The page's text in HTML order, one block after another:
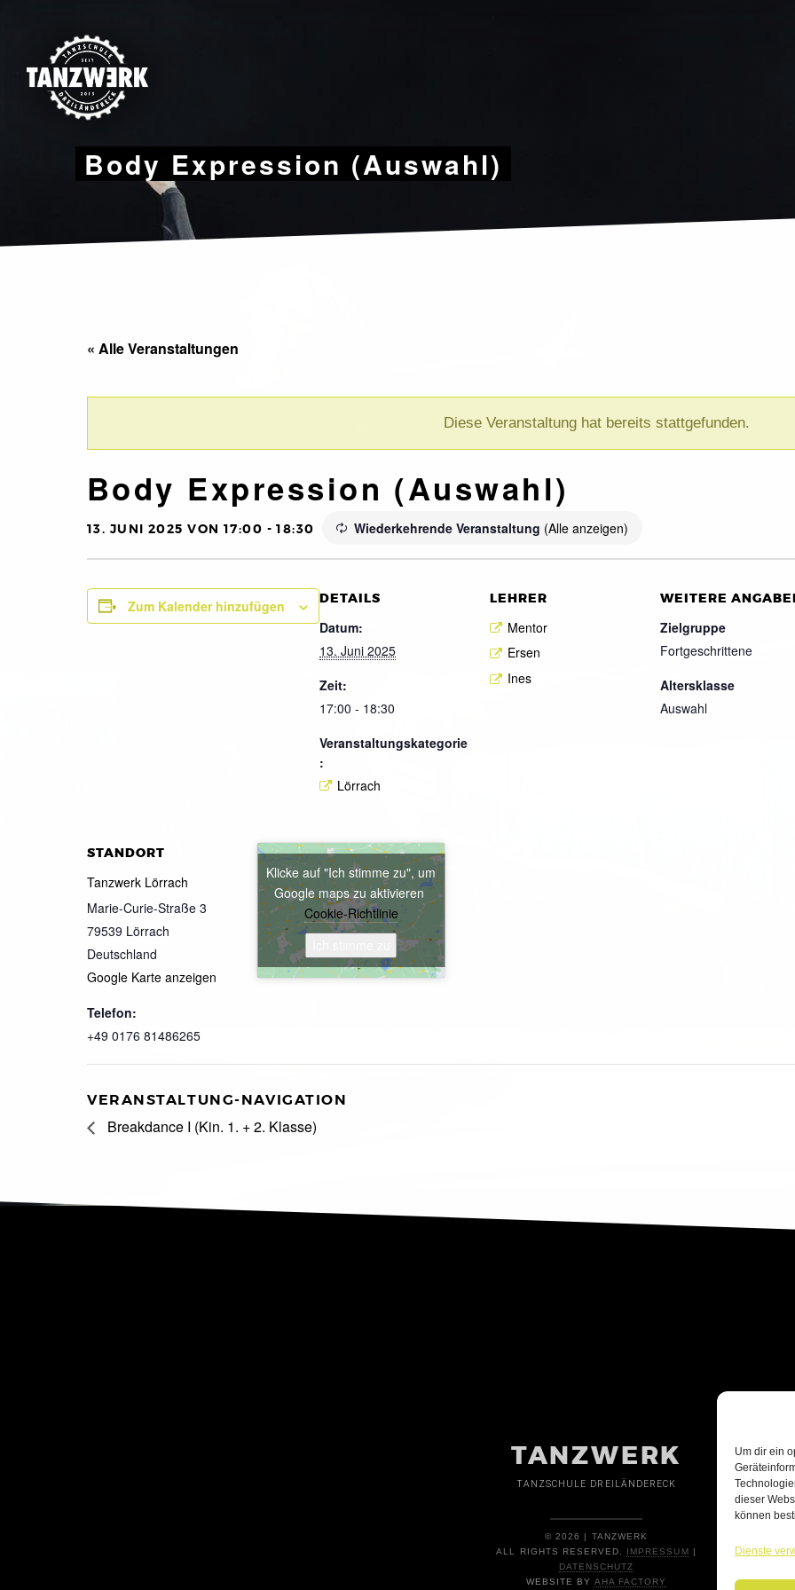
Um dir ein
dieser
können
Dienste
Body Expression (Auswahl)
« Alle Veranstaltungen
Diese Veranstaltung hat bereits stattgefunden.
Body Expression (Auswahl)
13. JUNI 2025 VON 17:00 -18:30 Wiederkehrende Veranstaltung (Alle anzeigen)
Zum Kalender hinzufügen DETAILS
Datum:
13. Juni 2025
Zeit:
17:00 - 18:30
Veranstaltungskategorie
:
Lörrach
LEHRER
Mentor
Ersen
Ines
WEITERE
Zielgruppe
Fortgeschrittene
Altersklasse
Auswahl
STANDORT
Tanzwerk Lörrach
Marie-Curie-Straße 3
79539 Lörrach
Deutschland
Google Karte anzeigen
Telefon:
+49 0176 81486265
Klicke auf "Ich stimme zu", um
Google maps zu aktivieren
Cookie-Richtlinie
VERANSTALTUNG-NAVIGATION
Breakdance I (Kin. 1. + 2. Klasse)
TANZWERK
TANZSCHULE DREILÄNDERECK
© 2026 | TANZWERK
ALL RIGHTS RESERVED. IMPRESSUM |
DATENSCHUTZ
WEBSITE BY AHA FACTORY